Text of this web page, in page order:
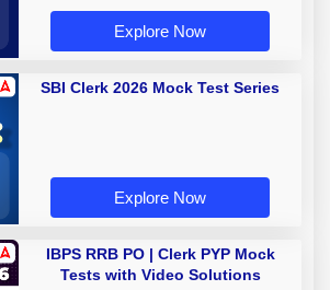
Explore Now
SBI Clerk 2026 Mock Test Series
Explore Now
IBPS RRB PO | Clerk PYP Mock
Tests with Video Solutions